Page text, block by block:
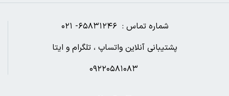
شماره تماس : ۶۵۸۳۱۲۴۶- ۰۲۱
پشتیبانی آنلاین واتساپ ، تلگرام و ایتا